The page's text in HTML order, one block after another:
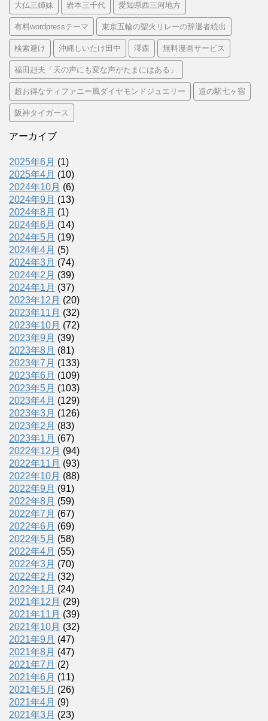
大仏三姉妹 岩本三千代 愛知県西三河地方
有料wordpressテーマ 東京五輪の聖火リレーの辞退者続出
検索避け 沖縄しいたけ田中 澪森 無料漫画サービス
福田赳夫「天の声にも変な声がたまにはある」
超お得なティファニー風ダイヤモンドジュエリー 道の駅七ヶ宿
阪神タイガース
アーカイブ
2025年6月 (1)
2025年4月 (10)
2024年10月 (6)
2024年9月 (13)
2024年8月 (1)
2024年6月 (14)
2024年5月 (19)
2024年4月 (5)
2024年3月 (74)
2024年2月 (39)
2024年1月 (37)
2023年12月 (20)
2023年11月 (32)
2023年10月 (72)
2023年9月 (39)
2023年8月 (81)
2023年7月 (133)
2023年6月 (109)
2023年5月 (103)
2023年4月 (129)
2023年3月 (126)
2023年2月 (83)
2023年1月 (67)
2022年12月 (94)
2022年11月 (93)
2022年10月 (88)
2022年9月 (91)
2022年8月 (59)
2022年7月 (67)
2022年6月 (69)
2022年5月 (58)
2022年4月 (55)
2022年3月 (70)
2022年2月 (32)
2022年1月 (24)
2021年12月 (29)
2021年11月 (39)
2021年10月 (32)
2021年9月 (47)
2021年8月 (47)
2021年7月 (2)
2021年6月 (11)
2021年5月 (26)
2021年4月 (9)
2021年3月 (23)